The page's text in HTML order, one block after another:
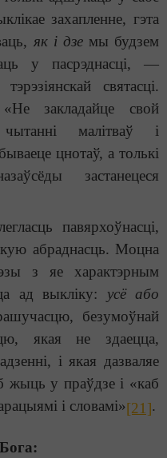
захапленне, гэта
як і дземы будзем
у пасрэднасці, —
святасці.
закладайце свой
малітваў і
цнотаў, а толькі
застанецеся
павярхоўнасці,
абраднасць. Моцна
з яе характэрным
ад выкліку: усё або
безумоўнай
якая не здаецца,
і якая дазваляе
жыць у праўдзе і «каб
і словамі»[21].